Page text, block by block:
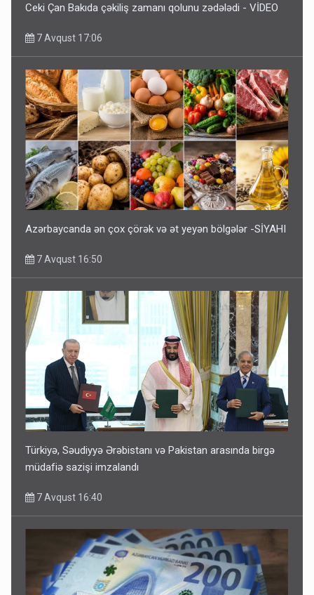
Ceki Çan Bakıda çəkiliş zamanı qolunu zədələdi - VİDEO
7 Avqust 17:06
Azərbaycanda ən çox çörək və ət yeyən bölgələr -SİYAHI
7 Avqust 16:50
Türkiyə, Səudiyyə Ərəbistanı və Pakistan arasında birgə
müdafiə sazişi imzalandı
7 Avqust 16:40